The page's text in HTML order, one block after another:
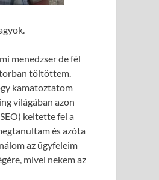
menedzser de fél
töltöttem.
kamatoztatom
világában azon
keltette fel a
és azóta
az ügyfeleim
mivel nekem az